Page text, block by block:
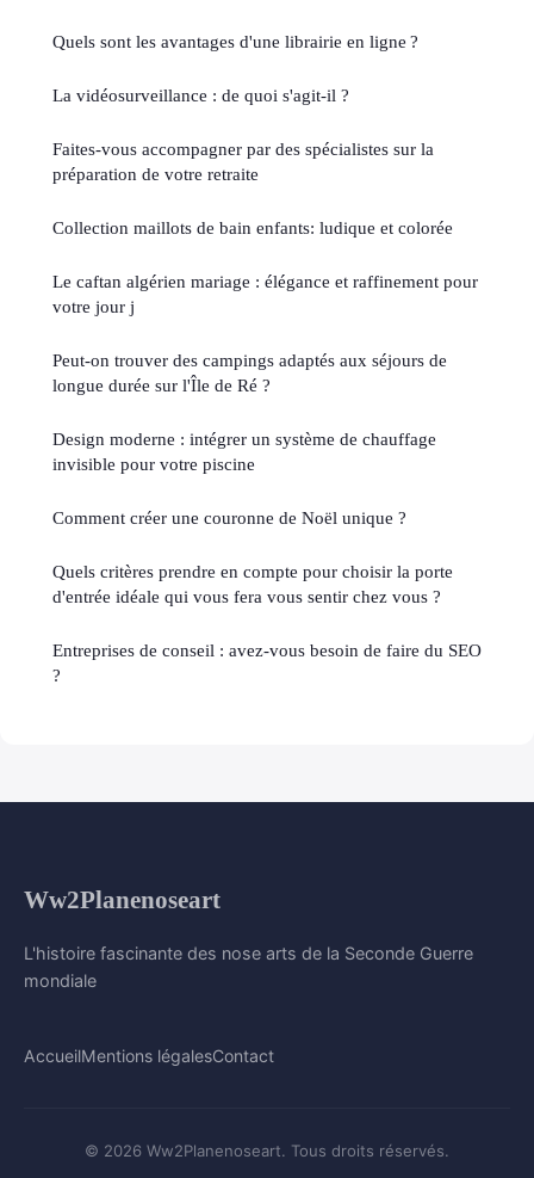
Quels sont les avantages d'une librairie en ligne ?
La vidéosurveillance : de quoi s'agit-il ?
Faites-vous accompagner par des spécialistes sur la
préparation de votre retraite
Collection maillots de bain enfants: ludique et colorée
Le caftan algérien mariage : élégance et raffinement pour
votre jour j
Peut-on trouver des campings adaptés aux séjours de
longue durée sur l'Île de Ré ?
Design moderne : intégrer un système de chauffage
invisible pour votre piscine
Comment créer une couronne de Noël unique ?
Quels critères prendre en compte pour choisir la porte
d'entrée idéale qui vous fera vous sentir chez vous ?
Entreprises de conseil : avez-vous besoin de faire du SEO
?
Ww2Planenoseart
L'histoire fascinante des nose arts de la Seconde Guerre
mondiale
AccueilMentions légalesContact
© 2026 Ww2Planenoseart. Tous droits réservés.